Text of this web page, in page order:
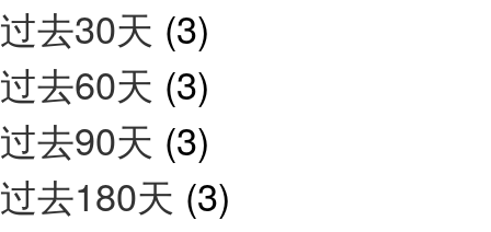
过去30天 (3)
过去60天 (3)
过去90天 (3)
过去180天 (3)